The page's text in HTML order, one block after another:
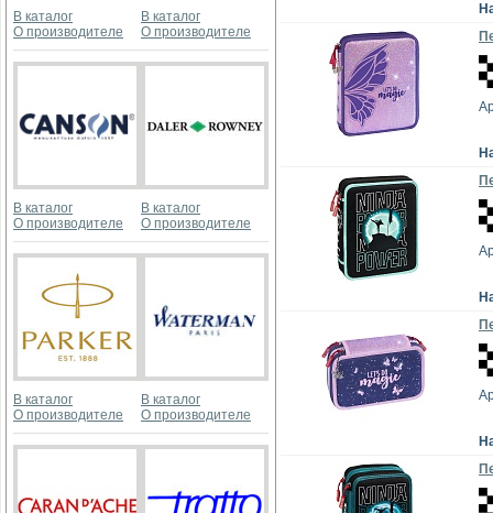
В каталог
О производителе
В каталог
О производителе
В каталог
О производителе
В каталог
О производителе
В каталог
О производителе
В каталог
О производителе